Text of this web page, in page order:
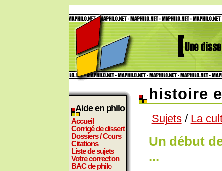
Aide en philo
Accueil
Corrigé de dissert
Dossiers / Cours
Citations
Liste de sujets
Votre correction
BAC de philo
histoire
Sujets/ La
Un début
...